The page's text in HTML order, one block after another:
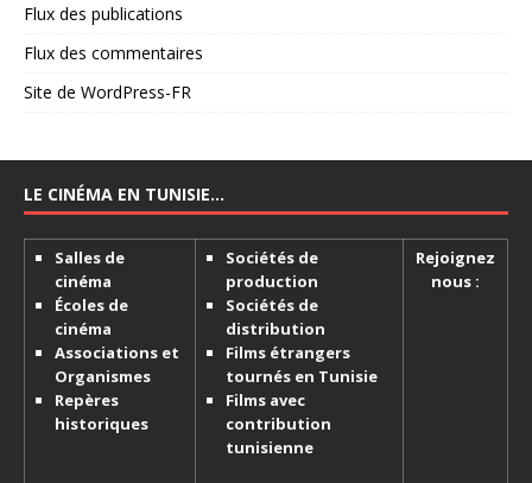
Flux des publications
Flux des commentaires
Site de WordPress-FR
LE CINÉMA EN TUNISIE…
Salles de
cinéma
Écoles de
cinéma
Associations et
Organismes
Repères
historiques
Sociétés de
production
Sociétés de
distribution
Films étrangers
tournés en Tunisie
Films avec
contribution
tunisienne
Rejoignez
nous :